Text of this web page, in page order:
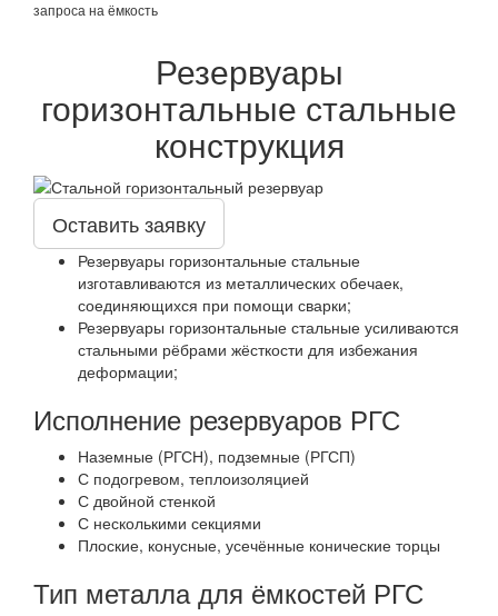
запроса на ёмкость
Резервуары
горизонтальные стальные
конструкция
Оставить заявку
Резервуары горизонтальные стальные
изготавливаются из металлических обечаек,
соединяющихся при помощи сварки;
Резервуары горизонтальные стальные усиливаются
стальными рёбрами жёсткости для избежания
деформации;
Исполнение резервуаров РГС
Наземные (РГСН), подземные (РГСП)
С подогревом, теплоизоляцией
С двойной стенкой
С несколькими секциями
Плоские, конусные, усечённые конические торцы
Тип металла для ёмкостей РГС